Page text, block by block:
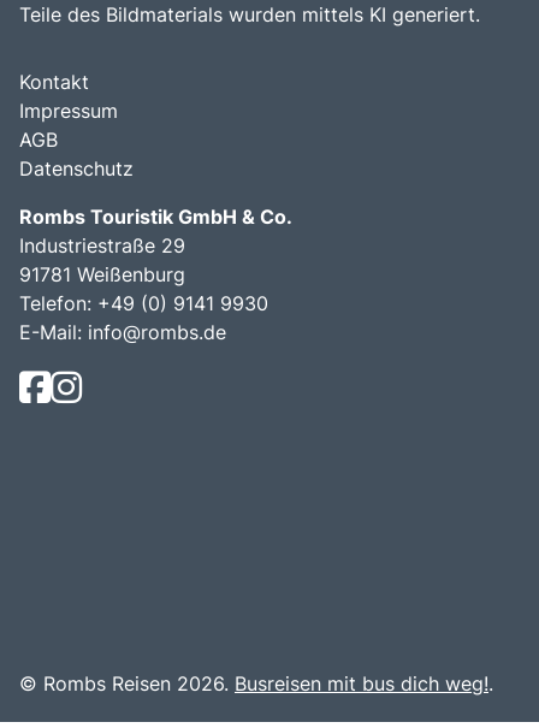
Teile des Bildmaterials wurden mittels KI generiert.
Kontakt
Impressum
AGB
Datenschutz
Rombs Touristik GmbH & Co.
Industriestraße 29
91781 Weißenburg
Telefon: +49 (0) 9141 9930
E-Mail: info@rombs.de
© Rombs Reisen 2026. Busreisen mit bus dich weg!.